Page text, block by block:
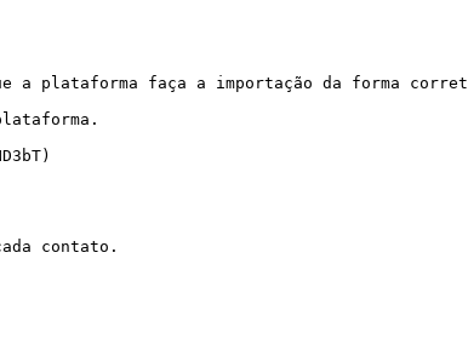
a plataforma faça a importação da forma
contato.